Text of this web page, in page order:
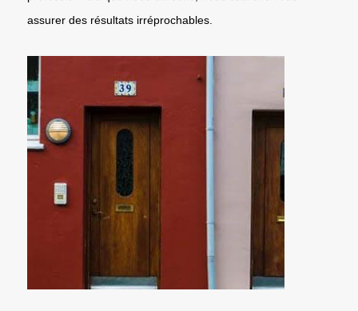
assurer des résultats irréprochables.